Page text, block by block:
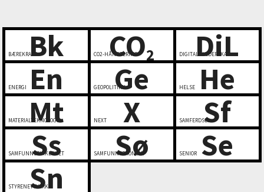
Bk
BÆREKRAFT CO2
CO2-HÅNDTERING DiL
DIGITALT LEDERSKAP
En
ENERGI Ge
GEOPOLITIKK He
HELSE
Mt
MATERIALTEKNOLOGI X
NEXT Sf
SAMFERDSEL
Ss
SAMFUNNSSIKKERHET Sø
SAMFUNNSØKONOMI Se
SENIOR
Sn
STYRENETTVERK